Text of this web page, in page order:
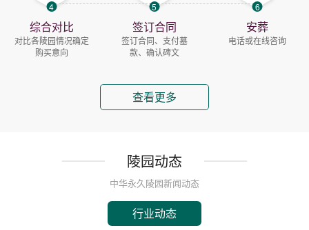
4
综合对比
对比各陵园情况确定
购买意向
5
签订合同
签订合同、支付墓
款、确认碑文
6
安葬
电话或在线咨询
查看更多
陵园动态
中华永久陵园新闻动态
行业动态